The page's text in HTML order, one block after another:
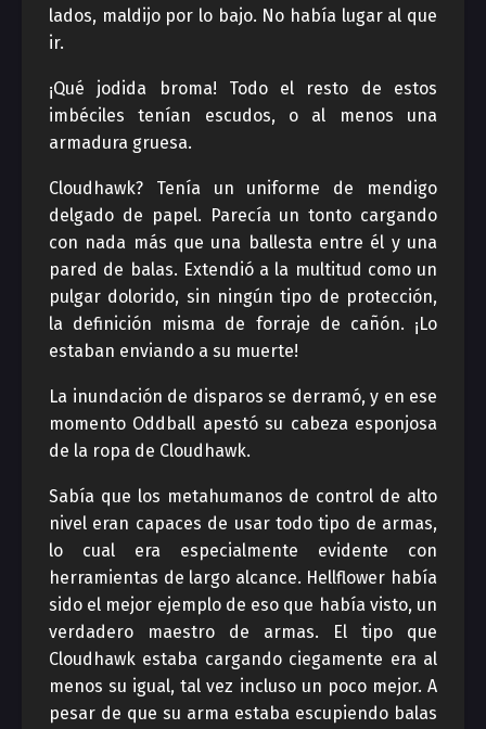
lados, maldijo por lo bajo. No había lugar al que
ir.
¡Qué jodida broma! Todo el resto de estos
imbéciles tenían escudos, o al menos una
armadura gruesa.
Cloudhawk? Tenía un uniforme de mendigo
delgado de papel. Parecía un tonto cargando
con nada más que una ballesta entre él y una
pared de balas. Extendió a la multitud como un
pulgar dolorido, sin ningún tipo de protección,
la definición misma de forraje de cañón. ¡Lo
estaban enviando a su muerte!
La inundación de disparos se derramó, y en ese
momento Oddball apestó su cabeza esponjosa
de la ropa de Cloudhawk.
Sabía que los metahumanos de control de alto
nivel eran capaces de usar todo tipo de armas,
lo cual era especialmente evidente con
herramientas de largo alcance. Hellflower había
sido el mejor ejemplo de eso que había visto, un
verdadero maestro de armas. El tipo que
Cloudhawk estaba cargando ciegamente era al
menos su igual, tal vez incluso un poco mejor. A
pesar de que su arma estaba escupiendo balas